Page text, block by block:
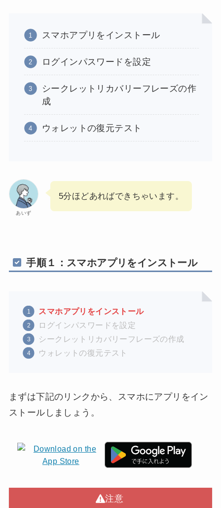
スマホアプリをインストール
ログインパスワードを設定
シークレットリカバリーフレーズの作
成
ウォレットの復元テスト
あいず
5分ほどあればできちゃいます。
手順１：スマホアプリをインストール
スマホアプリをインストール
ログインパスワードを設定
シークレットリカバリーフレーズの作成
ウォレットの復元テスト
まずは下記のリンクから、スマホにアプリをイン
ストールしましょう。
注意